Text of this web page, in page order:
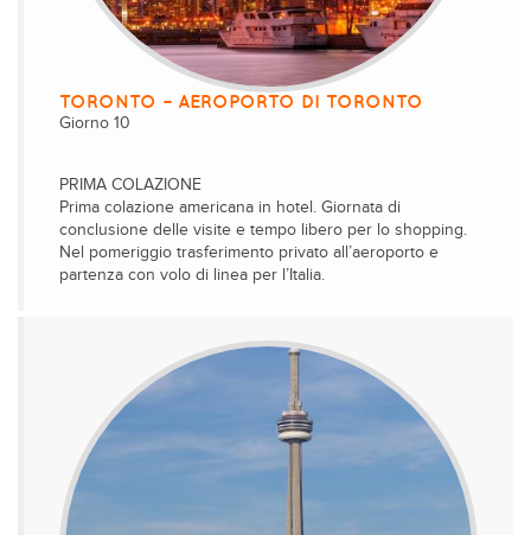
TORONTO – AEROPORTO DI TORONTO
Giorno 10
PRIMA COLAZIONE
Prima colazione americana in hotel. Giornata di
conclusione delle visite e tempo libero per lo shopping.
Nel pomeriggio trasferimento privato all’aeroporto e
partenza con volo di linea per l’Italia.